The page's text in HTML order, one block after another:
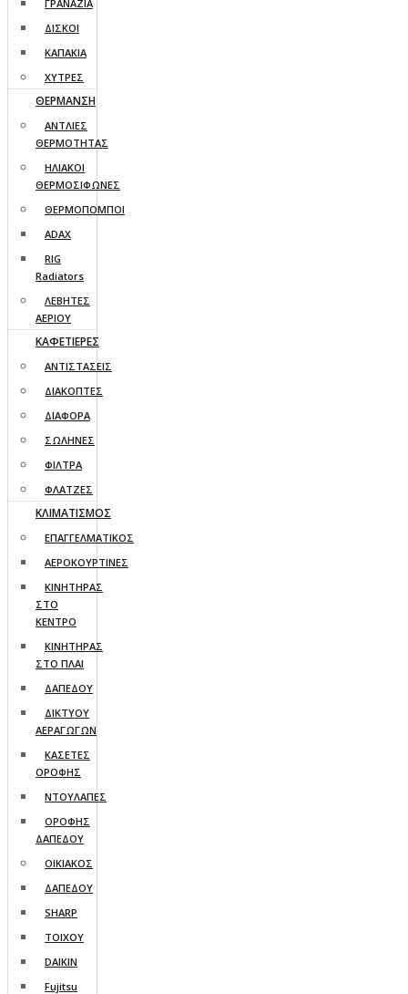
ΓΡΑΝΑΖΙΑ
ΔΙΣΚΟΙ
ΚΑΠΑΚΙΑ
ΧΥΤΡΕΣ
ΘΕΡΜΑΝΣΗ
ΑΝΤΛΙΕΣ
ΘΕΡΜΟΤΗΤΑΣ
ΗΛΙΑΚΟΙ
ΘΕΡΜΟΣΙΦΩΝΕΣ
ΘΕΡΜΟΠΟΜΠΟΙ
ADAX
RIG
Radiators
ΛΕΒΗΤΕΣ
ΑΕΡΙΟΥ
ΚΑΦΕΤΙΕΡΕΣ
ΑΝΤΙΣΤΑΣΕΙΣ
ΔΙΑΚΟΠΤΕΣ
ΔΙΑΦΟΡΑ
ΣΩΛΗΝΕΣ
ΦΙΛΤΡΑ
ΦΛΑΤΖΕΣ
ΚΛΙΜΑΤΙΣΜΟΣ
ΕΠΑΓΓΕΛΜΑΤΙΚΟΣ
ΑΕΡΟΚΟΥΡΤΙΝΕΣ
ΚΙΝΗΤΗΡΑΣ
ΣΤΟ
ΚΕΝΤΡΟ
ΚΙΝΗΤΗΡΑΣ
ΣΤΟ ΠΛΑΙ
ΔΑΠΕΔΟΥ
ΔΙΚΤΥΟΥ
ΑΕΡΑΓΩΓΩΝ
ΚΑΣΕΤΕΣ
ΟΡΟΦΗΣ
ΝΤΟΥΛΑΠΕΣ
ΟΡΟΦΗΣ
ΔΑΠΕΔΟΥ
ΟΙΚΙΑΚΟΣ
ΔΑΠΕΔΟΥ
SHARP
ΤΟΙΧΟΥ
DAIKIN
Fujitsu